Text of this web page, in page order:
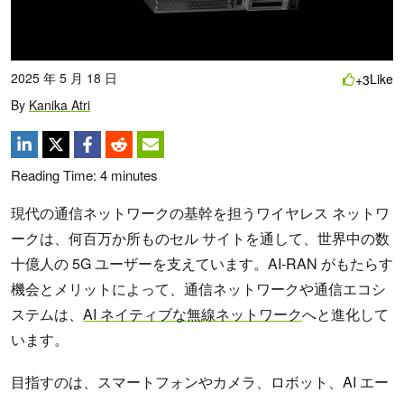
2025 年 5 月 18 日
By Kanika Atri
+3Like
Reading Time: 4 minutes
現代の通信ネットワークの基幹を担うワイヤレス ネットワ
ークは、何百万か所ものセル サイトを通して、世界中の数
十億人の 5G ユーザーを支えています。AI-RAN がもたらす
機会とメリットによって、通信ネットワークや通信エコシ
ステムは、 AI ネイティブな無線ネットワークへと進化して
います。
目指すのは、スマートフォンやカメラ、ロボット、AI エー